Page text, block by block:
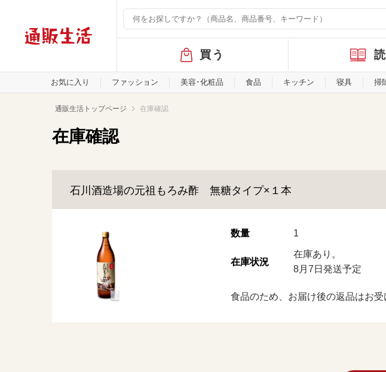
バ
メ
ュ
ー
買う
お気に入り ファッション 美容･化粧品 食品 キッチン 寝具 掃
通販生活トップページ 在庫確認
在庫確認
石川酒造場の元祖もろみ酢 無糖タイプ×１本
数量 1
在庫状況
在庫あり。
8月7日発送予定
食品のため、お届け後の返品はお受